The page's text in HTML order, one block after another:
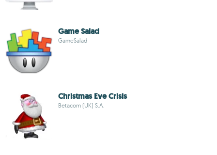
Game Salad
GameSalad
Christmas Eve Crisis
Betacom (UK) S.A.